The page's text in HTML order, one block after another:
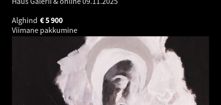
Alghind
5 900
€
Viimane pakkumine